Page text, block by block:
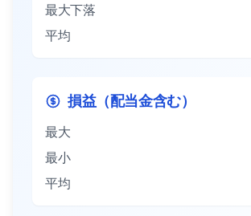
最大下落
平均
損益（配当金含む）
最大
最小
平均